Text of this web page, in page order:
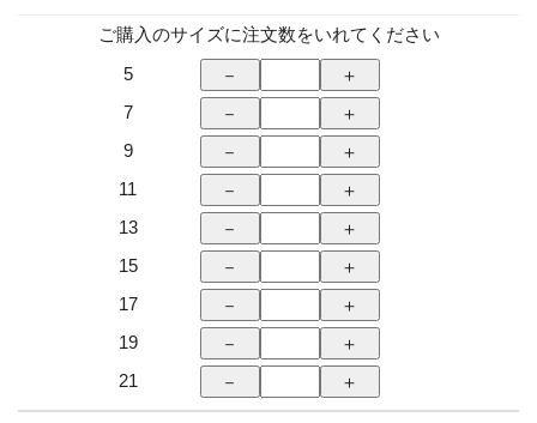
ご購入のサイズに注文数をいれてください
5
7
9
11
13
15
17
19
21